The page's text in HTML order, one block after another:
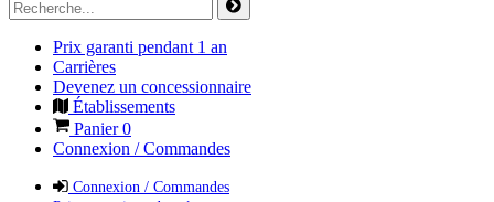
Prix garanti pendant 1 an
Carrières
Devenez un concessionnaire
Établissements
Panier0
Connexion / Commandes
Connexion / Commandes